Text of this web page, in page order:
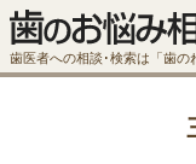
歯医者への相談･検索は「歯の